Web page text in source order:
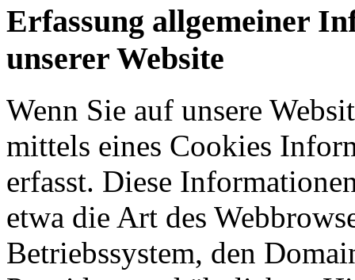
Erfassung allgemeiner
unserer Website
Wenn Sie auf unsere
mittels eines Cookies
erfasst. Diese
etwa die Art des
Betriebssystem, den